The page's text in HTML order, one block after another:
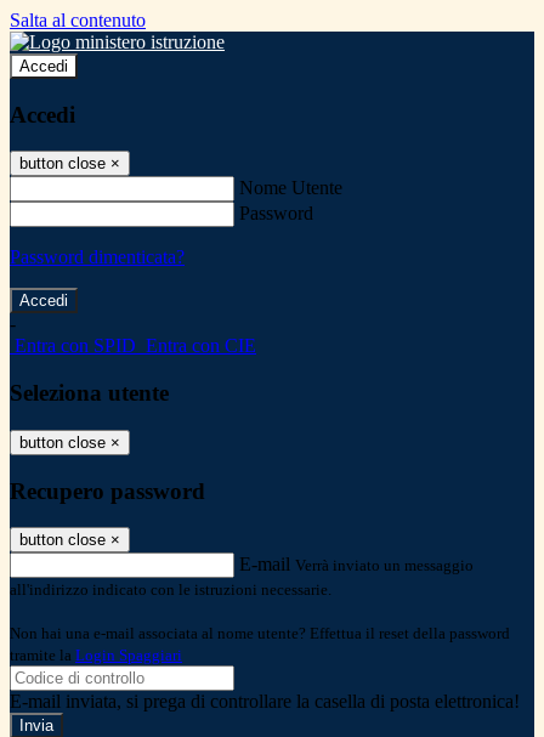
Salta al contenuto
Accedi
Accedi
button close ×
Nome Utente
Password
Password dimenticata?
-
Entra con SPID Entra con CIE
Seleziona utente
button close ×
Recupero password
button close ×
E-mail Verrà inviato un messaggio
all'indirizzo indicato con le istruzioni necessarie.
Non hai una e-mail associata al nome utente? Effettua il reset della password
tramite la Login Spaggiari
E-mail inviata, si prega di controllare la casella di posta elettronica!